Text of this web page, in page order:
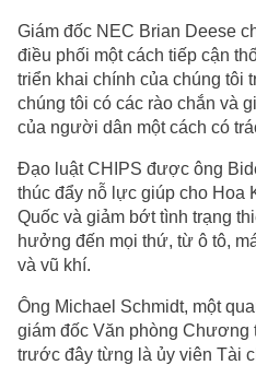
Giám đốc NEC Brian Deese
điều phối một cách tiếp cận
triển khai chính của chúng tôi
chúng tôi có các rào chắn và
của người dân một cách có
Đạo luật CHIPS được ông
thúc đẩy nỗ lực giúp cho Hoa
Quốc và giảm bớt tình trạng
hưởng đến mọi thứ, từ ô tô,
và vũ khí.
Ông Michael Schmidt, một
giám đốc Văn phòng Chương
trước đây từng là ủy viên Tài